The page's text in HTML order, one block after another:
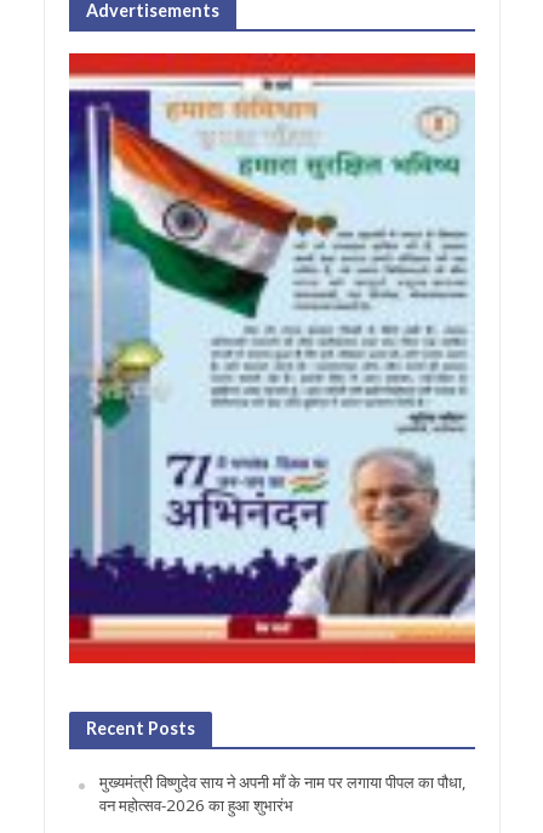
Advertisements
Recent Posts
मुख्यमंत्री विष्णुदेव साय ने अपनी माँ के नाम पर लगाया पीपल का पौधा,
वन महोत्सव-2026 का हुआ शुभारंभ